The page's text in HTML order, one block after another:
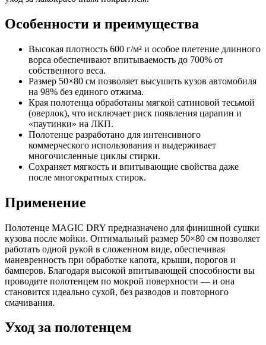
Особенности и преимущества
Высокая плотность 600 г/м² и особое плетение длинного
ворса обеспечивают впитываемость до 700% от
собственного веса.
Размер 50×80 см позволяет высушить кузов автомобиля
на 98% без единого отжима.
Края полотенца обработаны мягкой сатиновой тесьмой
(оверлок), что исключает риск появления царапин и
«паутинки» на ЛКП.
Полотенце разработано для интенсивного
коммерческого использования и выдерживает
многочисленные циклы стирки.
Сохраняет мягкость и впитывающие свойства даже
после многократных стирок.
Применение
Полотенце MAGIC DRY предназначено для финишной сушки
кузова после мойки. Оптимальный размер 50×80 см позволяет
работать одной рукой в сложенном виде, обеспечивая
маневренность при обработке капота, крыши, порогов и
бамперов. Благодаря высокой впитывающей способности вы
проводите полотенцем по мокрой поверхности — и она
становится идеально сухой, без разводов и повторного
смачивания.
Уход за полотенцем